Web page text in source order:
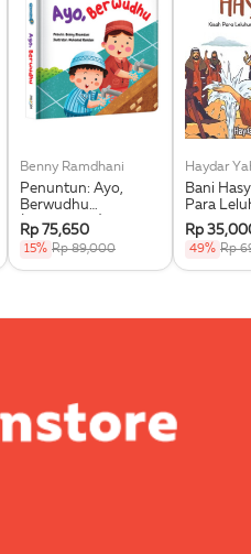
Benny Ramdhani
Penuntun: Ayo,
Berwudhu
(Boardbook)
Rp 75,650
15% Rp 89,000
Haydar
Bani
Para
Rp
49% Rp